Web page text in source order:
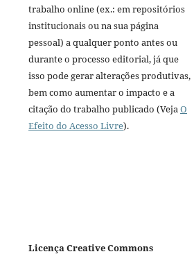
trabalho online (ex.: em repositórios
institucionais ou na sua página
pessoal) a qualquer ponto antes ou
durante o processo editorial, já que
isso pode gerar alterações produtivas,
bem como aumentar o impacto e a
citação do trabalho publicado (VejaO
Efeito do Acesso Livre).
Licença Creative Commons